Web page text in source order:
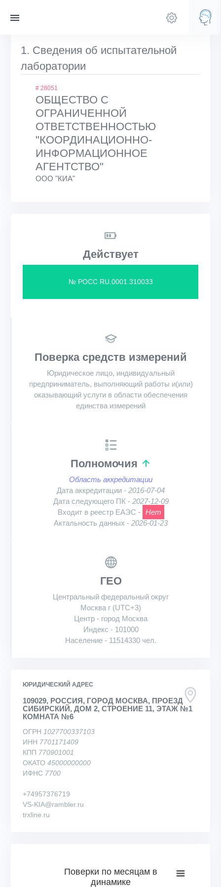
1. Сведения об испытательной
лаборатории
# 28051
ОБЩЕСТВО С
ОГРАНИЧЕННОЙ
ОТВЕТСТВЕННОСТЬЮ
"КООРДИНАЦИОННО-
ИНФОРМАЦИОННОЕ
АГЕНТСТВО"
ООО "КИА"
Действует
№ РОСС RU.0001.310033
Поверка средств измерений
Юридическое лицо, индивидуальный
предприниматель, выполняющий работы и(или)
оказывающий услуги в области обеспечения
единства измерений
Полномочия
Область аккредитации
Дата аккредитации - 2016-07-04
Дата следующего ПК - 2027-12-09
Входит в реестр ЕАЭС - Нет
Актальность данных - 2026-01-23
ГЕО
Центральный федеральный округ
Москва г (UTC+3)
Центр - город Москва
Индекс - 101000
Население - 11514330 чел.
ЮРИДИЧЕСКИЙ АДРЕС
109029, РОССИЯ, ГОРОД МОСКВА, ПРОЕЗД
СИБИРСКИЙ, ДОМ 2, СТРОЕНИЕ 11, ЭТАЖ №1
КОМНАТА №6
ОГРН 1027700337103
ИНН 7701171409
КПП 770901001
ОКАТО 45000000000
ИФНС 7700
+74957376719
VS-KIA@rambler.ru
trxline.ru
Bar chart with 73 bars.
Поверки по месяцам в
динамике